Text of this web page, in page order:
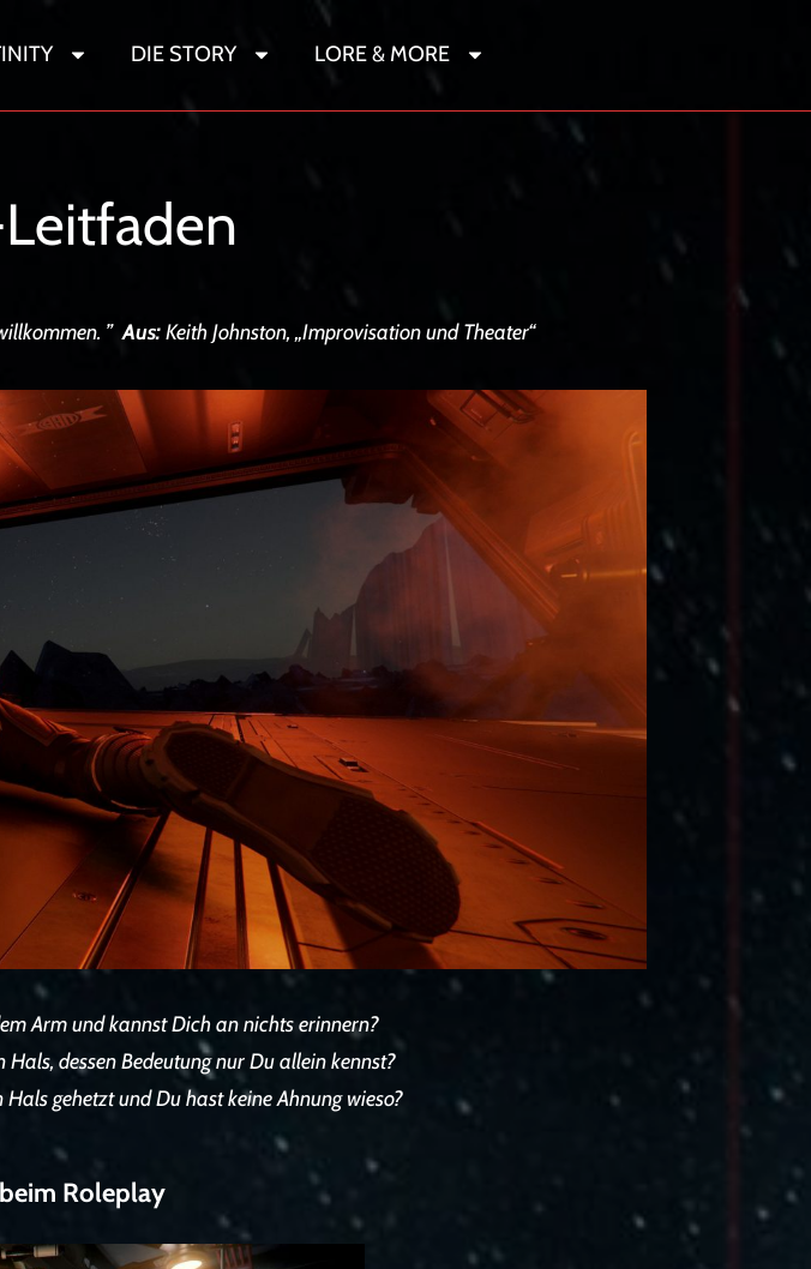
DIE STORY LORE & MORE
”Aus:Keith Johnston, „Improvisation und Theater“
Arm und kannst Dich an nichts erinnern?
dessen Bedeutung nur Du allein kennst?
gehetzt und Du hast keine Ahnung wieso?
Roleplay